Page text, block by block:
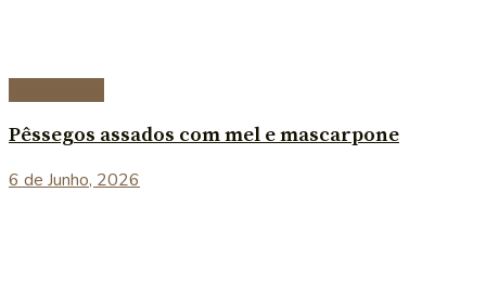
Pêssegos assados com mel e mascarpone
6 de Junho, 2026